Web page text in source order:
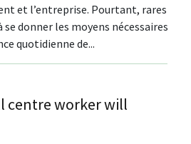
et l’entreprise. Pourtant, rares
donner les moyens nécessaires
quotidienne de...
centre worker will